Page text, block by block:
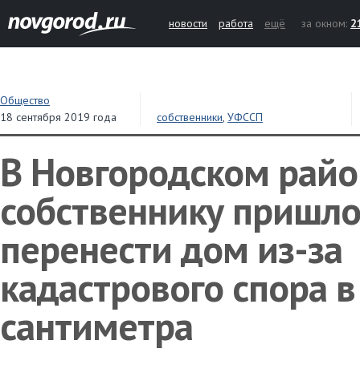
новости работа ещё за окном:
Общество
18 сентября 2019 года
собственники, УФССП
В Новгородском
собственнику
перенести дом из-за
кадастрового спора
сантиметра